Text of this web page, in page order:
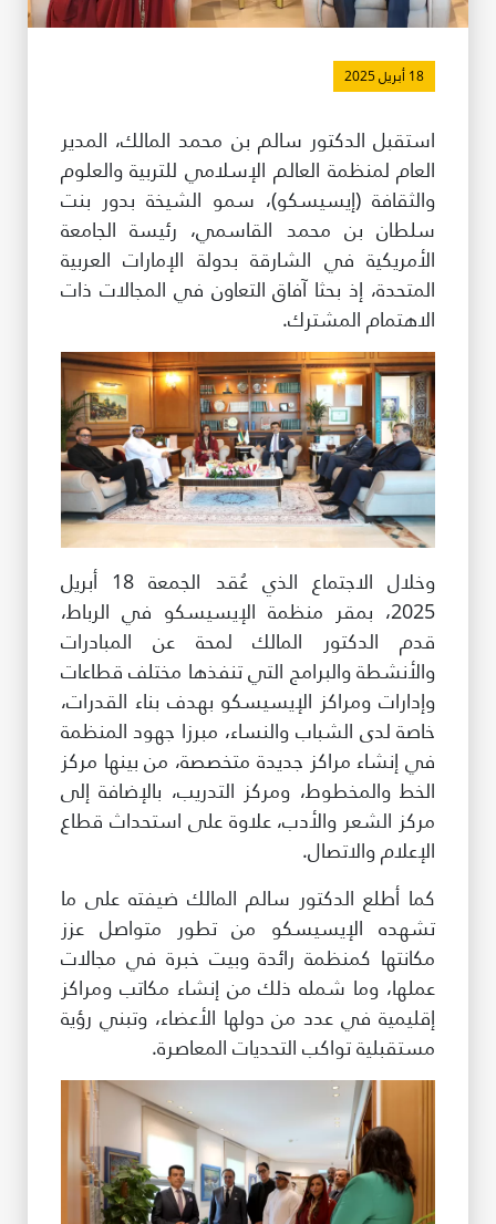
المقر
شاركونا
شاركونا
انضم إلى عائلة الإيسيسكو
للموردين
الدعم والتبرع
©حقوق الطبع والنشر للإيسيسكو. جميع الحقوق محفوظة.
شروط الاستخدام
سياسة الخصوصية
حقوق النسخ
إخلاء المسؤولية
سياسة وإجراءات أمن نظم المعلومات
سياسة وإجراءات الذكاء الاصطناعي
18 أبريل 2025
استقبل الدكتور سالم بن محمد المالك، المدير
العام لمنظمة العالم الإسلامي للتربية والعلوم
والثقافة (إيسيسكو)، سمو الشيخة بدور بنت
سلطان بن محمد القاسمي، رئيسة الجامعة
الأمريكية في الشارقة بدولة الإمارات العربية
المتحدة، إذ بحثا آفاق التعاون في المجالات ذات
الاهتمام المشترك.
وخلال الاجتماع الذي عُقد الجمعة 18 أبريل
2025، بمقر منظمة الإيسيسكو في الرباط،
قدم الدكتور المالك لمحة عن المبادرات
والأنشطة والبرامج التي تنفذها مختلف قطاعات
وإدارات ومراكز الإيسيسكو بهدف بناء القدرات،
خاصة لدى الشباب والنساء، مبرزا جهود المنظمة
في إنشاء مراكز جديدة متخصصة، من بينها مركز
الخط والمخطوط، ومركز التدريب، بالإضافة إلى
مركز الشعر والأدب، علاوة على استحداث قطاع
الإعلام والاتصال.
كما أطلع الدكتور سالم المالك ضيفته على ما
تشهده الإيسيسكو من تطور متواصل عزز
مكانتها كمنظمة رائدة وبيت خبرة في مجالات
عملها، وما شمله ذلك من إنشاء مكاتب ومراكز
إقليمية في عدد من دولها الأعضاء، وتبني رؤية
مستقبلية تواكب التحديات المعاصرة.